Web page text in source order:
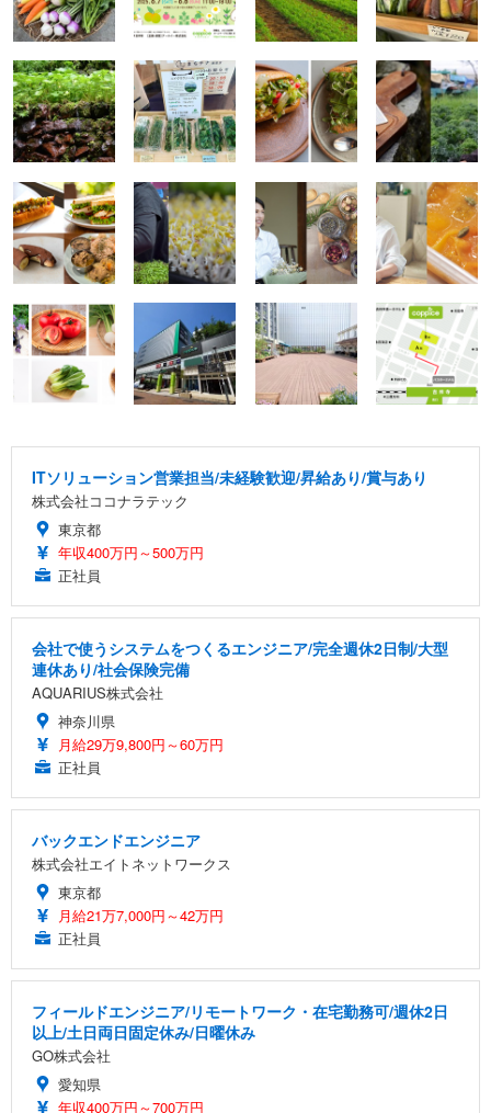
ITソリューション営業担当/未経験歓迎/昇給あり/賞与あり
株式会社ココナラテック
東京都
年収400万円～500万円
正社員
会社で使うシステムをつくるエンジニア/完全週休2日制/大型
連休あり/社会保険完備
AQUARIUS株式会社
神奈川県
月給29万9,800円～60万円
正社員
バックエンドエンジニア
株式会社エイトネットワークス
東京都
月給21万7,000円～42万円
正社員
フィールドエンジニア/リモートワーク・在宅勤務可/週休2日
以上/土日両日固定休み/日曜休み
GO株式会社
愛知県
年収400万円～700万円